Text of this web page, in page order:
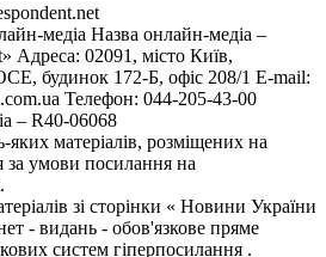
медіа Назва онлайн-медіа –
Адреса: 02091, місто Київ,
будинок 172-Б, офіс 208/1 E-mail:
Телефон: 044-205-43-00
– R40-06068
матеріалів, розміщених на
за умови посилання на
зі сторінки « Новини України
- видань - обов'язкове пряме
систем гіперпосилання .